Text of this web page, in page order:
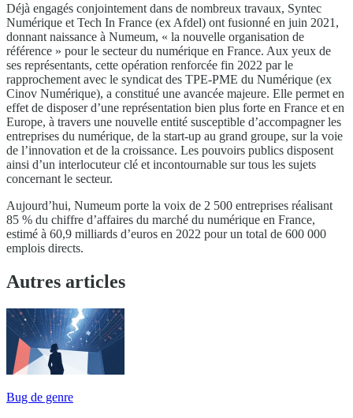
Déjà engagés conjointement dans de nombreux travaux, Syntec
Numérique et Tech In France (ex Afdel) ont fusionné en juin 2021,
donnant naissance à Numeum, « la nouvelle organisation de
référence » pour le secteur du numérique en France. Aux yeux de
ses représentants, cette opération renforcée fin 2022 par le
rapprochement avec le syndicat des TPE-PME du Numérique (ex
Cinov Numérique), a constitué une avancée majeure. Elle permet en
effet de disposer d’une représentation bien plus forte en France et en
Europe, à travers une nouvelle entité susceptible d’accompagner les
entreprises du numérique, de la start-up au grand groupe, sur la voie
de l’innovation et de la croissance. Les pouvoirs publics disposent
ainsi d’un interlocuteur clé et incontournable sur tous les sujets
concernant le secteur.
Aujourd’hui, Numeum porte la voix de 2 500 entreprises réalisant
85 % du chiffre d’affaires du marché du numérique en France,
estimé à 60,9 milliards d’euros en 2022 pour un total de 600 000
emplois directs.
Autres articles
Bug de genre